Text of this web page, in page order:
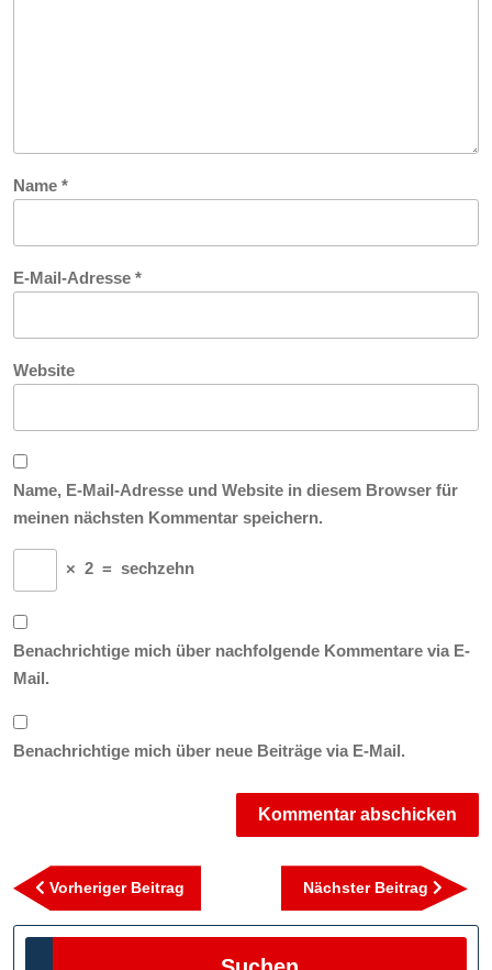
Name *
E-Mail-Adresse *
Website
Name, E-Mail-Adresse und Website in diesem Browser für
meinen nächsten Kommentar speichern.
× 2 = sechzehn
Benachrichtige mich über nachfolgende Kommentare via E-
Mail.
Benachrichtige mich über neue Beiträge via E-Mail.
Beitragsnavigation
Vorheriger Beitrag
Beitrag
Nächster Beitrag